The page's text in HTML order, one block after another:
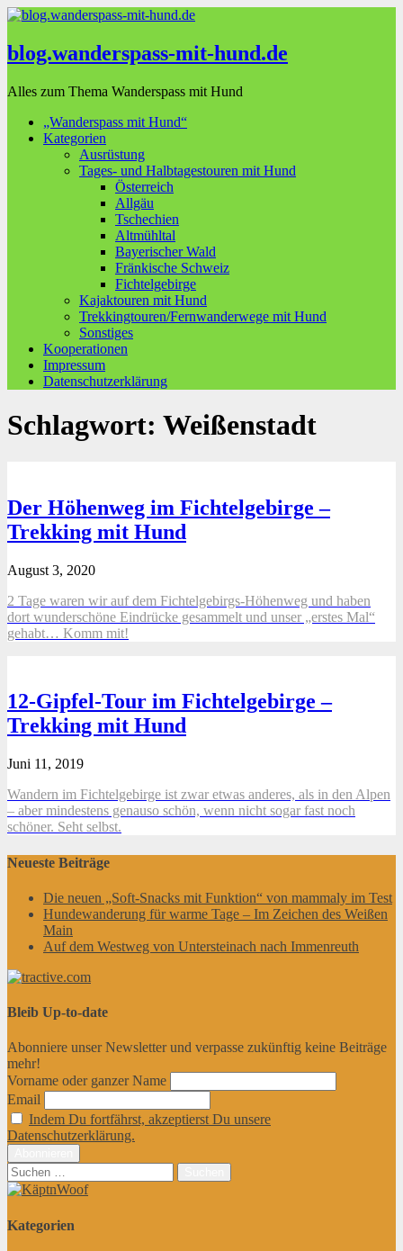
blog.wanderspass-mit-hund.de
Alles zum Thema Wanderspass mit Hund
„Wanderspass mit Hund“
Kategorien
Ausrüstung
Tages- und Halbtagestouren mit Hund
Österreich
Allgäu
Tschechien
Altmühltal
Bayerischer Wald
Fränkische Schweiz
Fichtelgebirge
Kajaktouren mit Hund
Trekkingtouren/Fernwanderwege mit Hund
Sonstiges
Kooperationen
Impressum
Datenschutzerklärung
Schlagwort: Weißenstadt
Der Höhenweg im Fichtelgebirge –
Trekking mit Hund
August 3, 2020
2 Tage waren wir auf dem Fichtelgebirgs-Höhenweg und haben
dort wunderschöne Eindrücke gesammelt und unser „erstes Mal“
gehabt… Komm mit!
12-Gipfel-Tour im Fichtelgebirge –
Trekking mit Hund
Juni 11, 2019
Wandern im Fichtelgebirge ist zwar etwas anderes, als in den Alpen
– aber mindestens genauso schön, wenn nicht sogar fast noch
schöner. Seht selbst.
Neueste Beiträge
Die neuen „Soft-Snacks mit Funktion“ von mammaly im Test
Hundewanderung für warme Tage – Im Zeichen des Weißen
Main
Auf dem Westweg von Untersteinach nach Immenreuth
Bleib Up-to-date
Abonniere unser Newsletter und verpasse zukünftig keine Beiträge
mehr!
Vorname oder ganzer Name
Email
Indem Du fortfährst, akzeptierst Du unsere
Datenschutzerklärung.
Suchen
nach:
Kategorien